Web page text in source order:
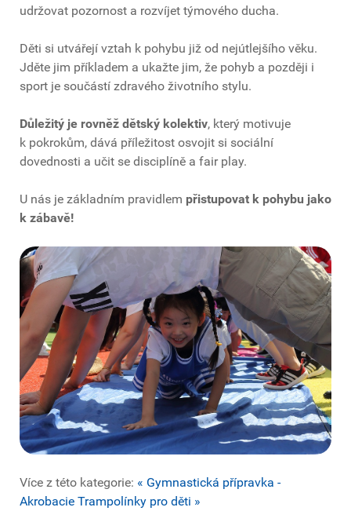
udržovat pozornost a rozvíjet týmového ducha.
Děti si utvářejí vztah k pohybu již od nejútlejšího věku.
Jděte jim příkladem a ukažte jim, že pohyb a později i
sport je součástí zdravého životního stylu.
Důležitý je rovněž dětský kolektiv, který motivuje
k pokrokům, dává příležitost osvojit si sociální
dovednosti a učit se disciplíně a fair play.
U nás je základním pravidlem přistupovat k pohybu jako
k zábavě!
Více z této kategorie: « Gymnastická přípravka -
Akrobacie Trampolínky pro děti »